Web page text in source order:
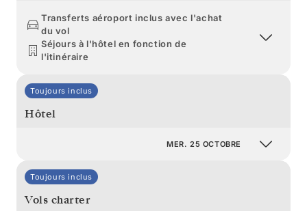
Transferts aéroport inclus avec l'achat
du vol
Séjours à l'hôtel en fonction de
l'itinéraire
Toujours inclus
Hôtel
MER. 25 OCTOBRE
Toujours inclus
Vols charter